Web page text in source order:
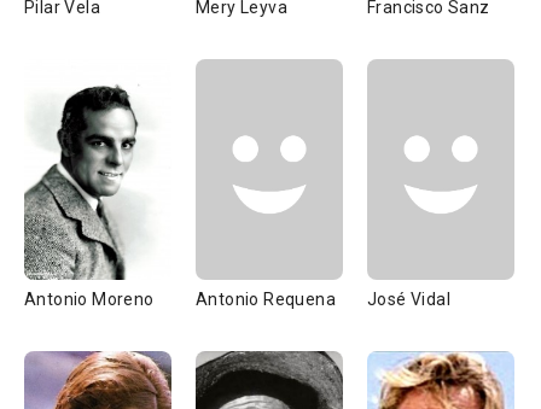
Pilar Vela Mery Leyva Francisco Sanz
Antonio Moreno Antonio Requena José Vidal